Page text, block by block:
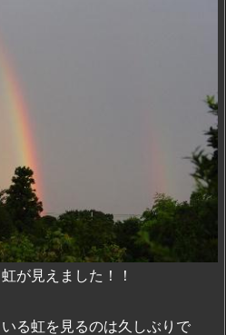
が見えました！！
る虹を見るのは久しぶりで